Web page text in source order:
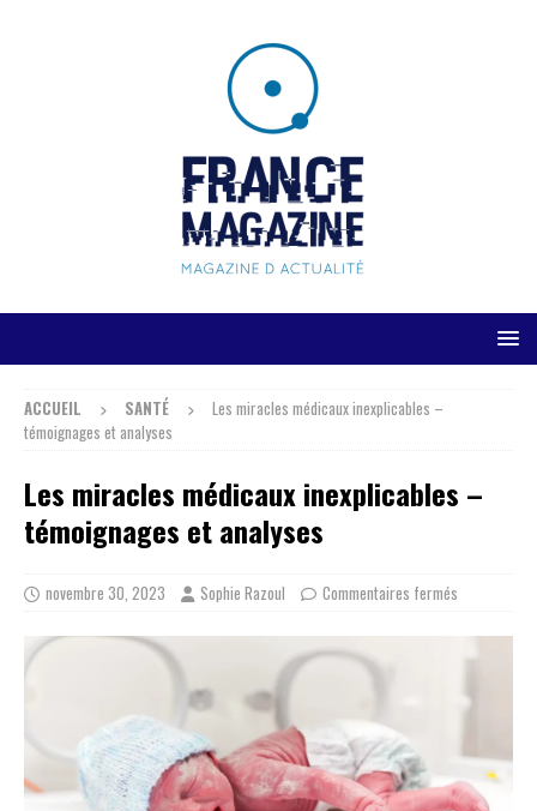
ACCUEIL SANTÉ
Les miracles médicaux inexplicables –
témoignages et analyses
Les miracles médicaux inexplicables –
témoignages et analyses
novembre 30, 2023 Sophie Razoul Commentaires fermés